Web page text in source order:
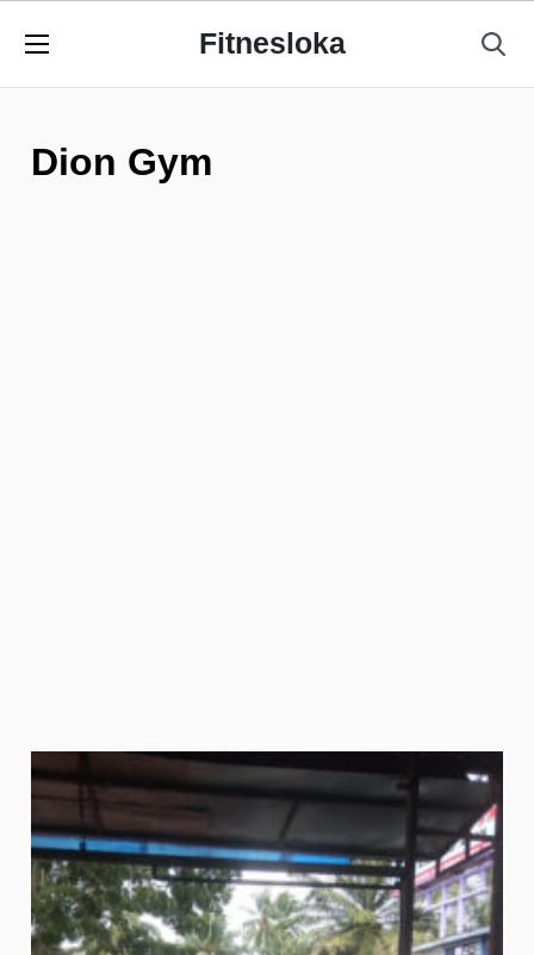
Fitnesloka
Dion Gym